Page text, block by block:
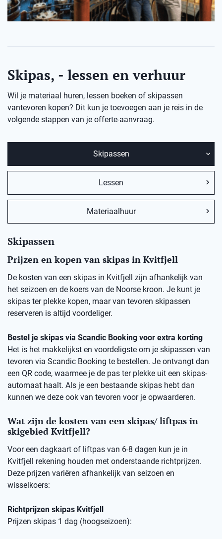
Skipas, - lessen en verhuur
Wil je materiaal huren, lessen boeken of skipassen
vantevoren kopen? Dit kun je toevoegen aan je reis in de
volgende stappen van je offerte-aanvraag.
Skipassen
Lessen
Materiaalhuur
Skipassen
Prijzen en kopen van skipas in Kvitfjell
De kosten van een skipas in Kvitfjell zijn afhankelijk van
het seizoen en de koers van de Noorse kroon. Je kunt je
skipas ter plekke kopen, maar van tevoren skipassen
reserveren is altijd voordeliger.
Bestel je skipas via Scandic Booking voor extra korting
Het is het makkelijkst en voordeligste om je skipassen van
tevoren via Scandic Booking te bestellen. Je ontvangt dan
een QR code, waarmee je de pas ter plekke uit een skipas-
automaat haalt. Als je een bestaande skipas hebt dan
kunnen we deze ook van tevoren voor je opwaarderen.
Wat zijn de kosten van een skipas/ liftpas in
skigebied Kvitfjell?
Voor een dagkaart of liftpas van 6-8 dagen kun je in
Kvitfjell rekening houden met onderstaande richtprijzen.
Deze prijzen variëren afhankelijk van seizoen en
wisselkoers:
Richtprijzen skipas Kvitfjell
Prijzen skipas 1 dag (hoogseizoen):